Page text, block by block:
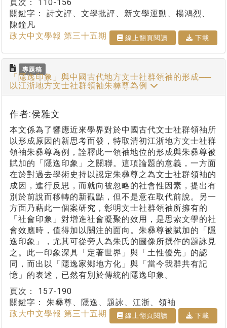
頁次： 110-156
關鍵字： 詩文評、文學批評、新文學運動、楊鴻烈、
陳鐘凡
政大中文學報 第三十五期
線上翻⾴閱讀 下載
專題稿
「隱逸印象」與中國古代地方文士社群領袖的形成──
以江浙地方文士社群領袖朱彝尊為例
作者:侯雅文
本文係為了響應近來學界對於中國古代文士社群領袖所
以形成原因的新思考而發，特取清初江浙地方文士社群
領袖朱彝尊為例，詮釋此一領袖地位的形成與朱彝尊被
賦加的「隱逸印象」之關聯。這項論題的意義，一方面
在於對過去學術史持以認定朱彝尊之為文士社群領袖的
成因，進行反思，而就向被忽略的社會性因素，提出有
別於前說而移轉的新觀點，但不是意在取代前說。另一
方面乃藉此一個案研究，彰明文士社群領袖所擁有的
「社會印象」對增進社會凝聚的效用，是思索文學的社
會效應時，值得加以關注的面向。朱彝尊被賦加的「隱
逸印象」，尤其可從旁人為朱氏的圖像所撰作的題詠見
之。此一印象深具「定著世界」與「土性優先」的認
同，而出以「隱逸家鄉地方化」與「當今我群共有記
憶」的表述，已然有別於傳統的隱逸印象。
頁次： 157-190
關鍵字： 朱彝尊、隱逸、題詠、江浙、領袖
政大中文學報 第三十五期
線上翻⾴閱讀 下載